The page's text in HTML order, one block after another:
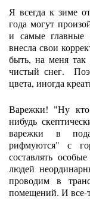
Я всегда к зиме
года могут
и самые главные
внесла свои
быть, на меня
чистый снег.
цвета, иногда
Варежки! "Ну кто
нибудь
варежки в
рифмуются" с
составлять
людей
проводим в
помещений. И все-